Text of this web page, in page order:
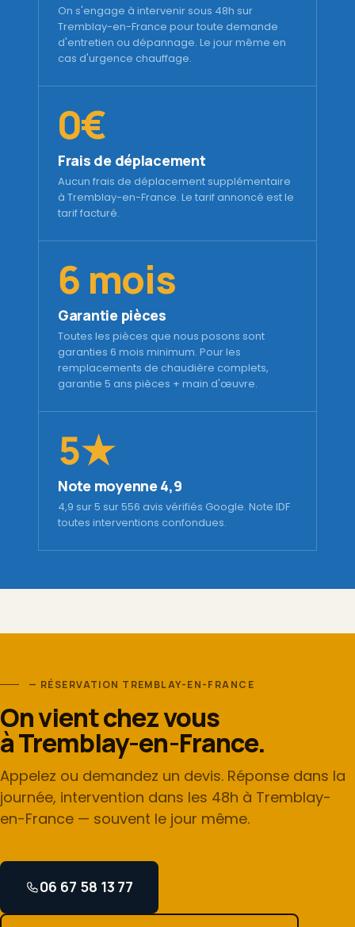
On s'engage à intervenir sous 48h sur
Tremblay-en-France pour toute demande
d'entretien ou dépannage. Le jour même en
cas d'urgence chauffage.
0€
Frais de déplacement
Aucun frais de déplacement supplémentaire
à Tremblay-en-France. Le tarif annoncé est le
tarif facturé.
6 mois
Garantie pièces
Toutes les pièces que nous posons sont
garanties 6 mois minimum. Pour les
remplacements de chaudière complets,
garantie 5 ans pièces + main d'œuvre.
5★
Note moyenne 4,9
4,9 sur 5 sur 556 avis vérifiés Google. Note IDF
toutes interventions confondues.
— RÉSERVATION TREMBLAY-EN-FRANCE
On vient chez vous
à Tremblay-en-France.
Appelez ou demandez un devis. Réponse dans la
journée, intervention dans les 48h à Tremblay-
en-France — souvent le jour même.
06 67 58 13 77